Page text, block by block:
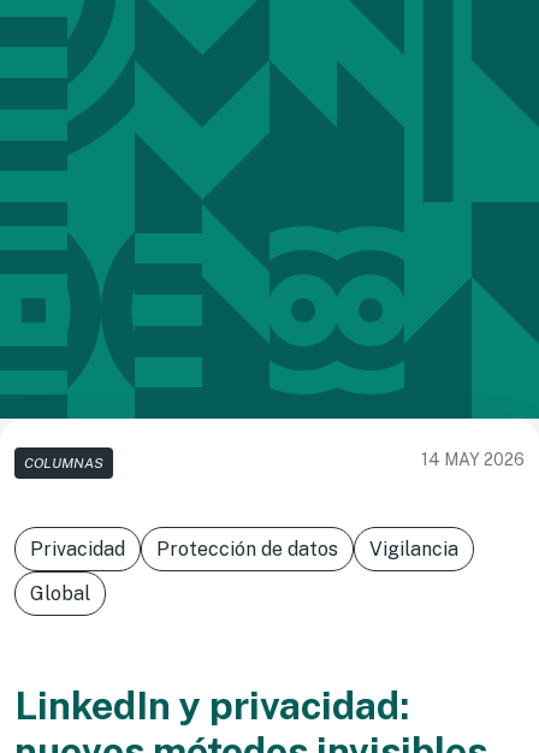
COLUMNAS 14 MAY 2026
Privacidad Protección de datos
Vigilancia
Global
LinkedIn y privacidad: